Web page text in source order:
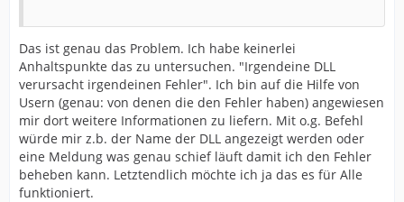
Das ist genau das Problem. Ich habe keinerlei
Anhaltspunkte das zu untersuchen. "Irgendeine DLL
verursacht irgendeinen Fehler". Ich bin auf die Hilfe von
Usern (genau: von denen die den Fehler haben) angewiesen
mir dort weitere Informationen zu liefern. Mit o.g. Befehl
würde mir z.b. der Name der DLL angezeigt werden oder
eine Meldung was genau schief läuft damit ich den Fehler
beheben kann. Letztendlich möchte ich ja das es für Alle
funktioniert.